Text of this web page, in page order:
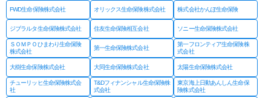
FWD生命保険株式会社 オリックス生命保険株式会社 株式会社かんぽ生命保険
ジブラルタ生命保険株式会社 住友生命保険相互会社 ソニー生命保険株式会社
ＳＯＭＰＯひまわり生命保険
株式会社
第一生命保険株式会社
第一フロンティア生命保険株
式会社
大樹生命保険株式会社 大同生命保険株式会社 太陽生命保険株式会社
チューリッヒ生命保険株式会
社
T&Dフィナンシャル生命保険株
式会社
東京海上日動あんしん生命保
険株式会社